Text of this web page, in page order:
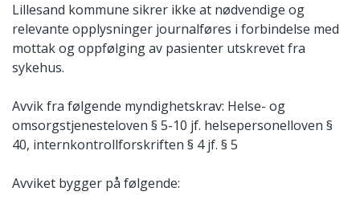
Lillesand kommune sikrer ikke at nødvendige og
relevante opplysninger journalføres i forbindelse med
mottak og oppfølging av pasienter utskrevet fra
sykehus.
Avvik fra følgende myndighetskrav: Helse- og
omsorgstjenesteloven § 5-10 jf. helsepersonelloven §
40, internkontrollforskriften § 4 jf. § 5
Avviket bygger på følgende: